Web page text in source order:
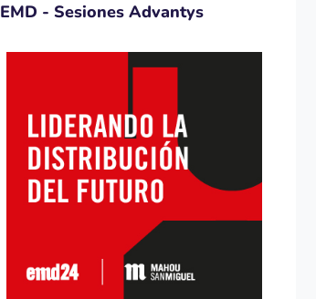
EMD - Sesiones Advantys